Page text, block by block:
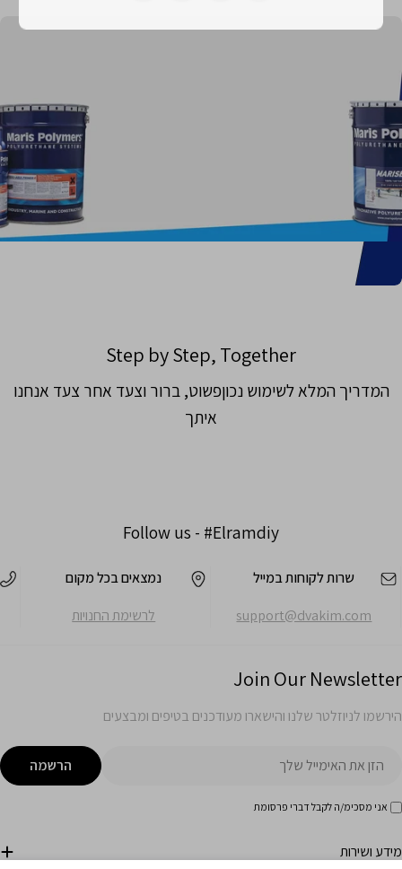
Step by Step, Together
המדריך המלא לשימוש נכוןפשוט, ברור וצעד אחר צעד אנחנו
איתך
Follow us - #Elramdiy
שרות לקוחות במייל
support@dvakim.com
נמצאים בכל מקום
לרשימת החנויות
Join Our Newsletter
הירשמו לניוזלטר שלנו והישארו מעודכנים בטיפים ומבצעים
הרשמה
אני מסכימ/ה לקבל דברי פרסומת
מידע ושירות